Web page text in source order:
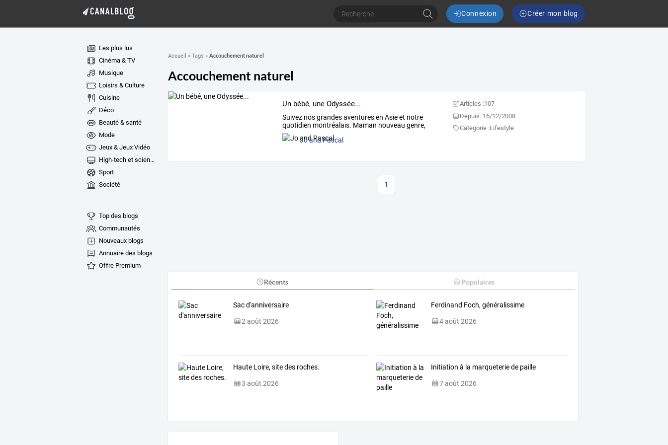
Connexion Créer mon blog
Les plus lus
Cinéma & TV
Musique
Loisirs & Culture
Cuisine
Déco
Beauté & santé
Mode
Jeux & Jeux Vidéo
High-tech et sciences
Sport
Société
Top des blogs
Communautés
Nouveaux blogs
Annuaire des blogs
Offre Premium
Accueil » Tags » Accouchement naturel
Accouchement naturel
Un bébé, une Odyssée...
Suivez nosgrandesaventuresen Asieet notre
quotidien montréalais. Maman nouveau genre,
fan
Jo and Pascal
Articles :107
Depuis :16/12/2008
Categorie :Lifestyle
1
Récents Populaires
Sac d'anniversaire
2 août 2026
Ferdinand Foch, généralissime
4 août 2026
Haute Loire, site des roches.
3 août 2026
Initiation à la marqueterie de paille
7 août 2026